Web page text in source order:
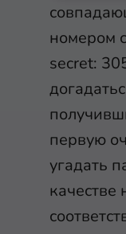
номером
secret:
первую
угадать
качестве